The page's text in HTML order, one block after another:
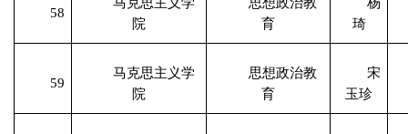
58
院
育
琦
59
马克思主义学
院
思想政治教
育
宋
玉珍